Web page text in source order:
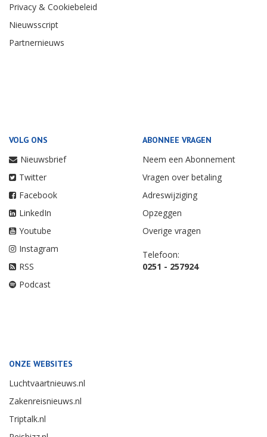
Privacy & Cookiebeleid
Nieuwsscript
Partnernieuws
VOLG ONS
Nieuwsbrief
Twitter
Facebook
LinkedIn
Youtube
Instagram
RSS
Podcast
ABONNEE VRAGEN
Neem een Abonnement
Vragen over betaling
Adreswijziging
Opzeggen
Overige vragen
Telefoon:
0251 - 257924
ONZE WEBSITES
Luchtvaartnieuws.nl
Zakenreisnieuws.nl
Triptalk.nl